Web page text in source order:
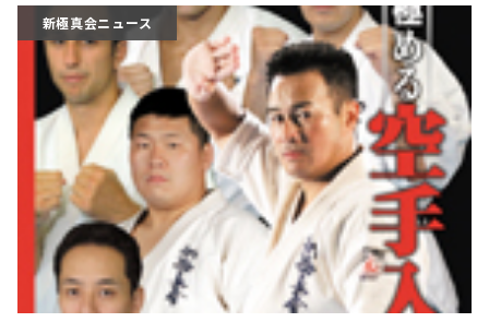
新極真会ニュース